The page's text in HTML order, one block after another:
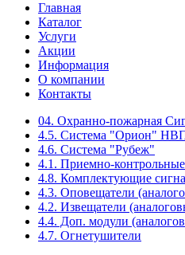
Главная
Каталог
Услуги
Акции
Информация
О компании
Контакты
04. Охранно-пожарная
4.5. Система "Орион"
4.6. Система "Рубеж"
4.1. Приемно-
4.8. Комплектующие
4.3. Оповещатели
4.2. Извещатели
4.4. Доп. модули
4.7. Огнетушители